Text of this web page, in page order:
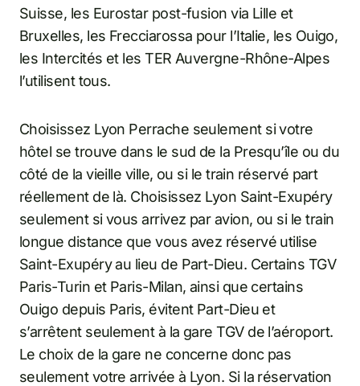
Suisse, les Eurostar post-fusion via Lille et
Bruxelles, les Frecciarossa pour l’Italie, les Ouigo,
les Intercités et les TER Auvergne-Rhône-Alpes
l’utilisent tous.
Choisissez Lyon Perrache seulement si votre
hôtel se trouve dans le sud de la Presqu’île ou du
côté de la vieille ville, ou si le train réservé part
réellement de là. Choisissez Lyon Saint-Exupéry
seulement si vous arrivez par avion, ou si le train
longue distance que vous avez réservé utilise
Saint-Exupéry au lieu de Part-Dieu. Certains TGV
Paris-Turin et Paris-Milan, ainsi que certains
Ouigo depuis Paris, évitent Part-Dieu et
s’arrêtent seulement à la gare TGV de l’aéroport.
Le choix de la gare ne concerne donc pas
seulement votre arrivée à Lyon. Si la réservation